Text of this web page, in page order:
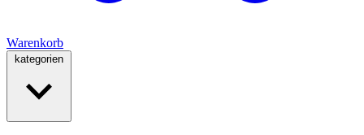
Warenkorb
kategorien